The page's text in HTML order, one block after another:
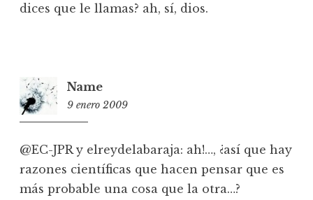
dices que le llamas? ah, sí, dios.
Name
9 enero 2009
@EC-JPR y elreydelabaraja: ah!…, ¿así que hay
razones científicas que hacen pensar que es
más probable una cosa que la otra…?